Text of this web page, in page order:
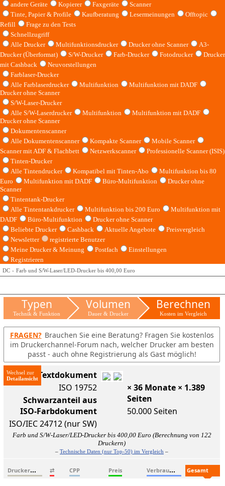
andere Geräte
Kopierer Faxgeräte
Scanner
Tinte, Papier & Profile
Kaufberatung Lesermeinungen
Offtopic
Refill
Frage zu den Tests
Schnellzugriff
Alle Drucker
Multifunktionsdrucker Drucker ohne Scanner
A3-
Drucker (Überformat)
S/W-Drucker Farb-Drucker Fotodrucker
Drucker
mit Cashback
Neuvorstellungen
Farblaser-Drucker
Alle Farblaserdrucker
Multifunktion
Multifunktion mit DADF
Drucker ohne Scanner
S/W-Laser-Drucker
Alle S/W-Laserdrucker
Multifunktion
Multifunktion mit DADF
Drucker ohne Scanner
Dokumentenscanner
Alle Dokumentenscanner
Kompakte Scanner
Mobile Scanner
Scanner mit ADF & Flachbett
Netzwerkscanner
Professionelle Scanner (ISIS)
Tinten-Drucker
Alle Tintendrucker
Kompatibel mit Tinten-Abo
Multifunktion bis 80
Euro
Multifunktion mit DADF Büro-Multifunktion
Drucker ohne
Scanner
Tintentank-Drucker
Alle Tintentankdrucker
Multifunktion bis 200 Euro
Multifunktion mit
DADF
Büro-Multifunktion
Drucker ohne Scanner
Beliebte Drucker
Cashback Aktuelle Angebote
Preisvergleich
Newsletter
registrierte Benutzer
Meine Drucker & Meinung
Postfach
Einstellungen
Registrieren
DC Farb und S/W-Laser/LED-Drucker bis 400,00 Euro
Typen
Technik & Funktion
Volumen
Dauer & Drucker
Berechnen
Kosten im Vergleich
FRAGEN? Brauchen Sie eine Beratung? Fragen Sie kostenlos
im Druckerchannel-Forum nach, welcher Drucker am besten
passt - auch ohne Registrierung als Gast möglich!
Wechsel zurISO-Textdokument
ISO 19752
Schwarzanteil aus
ISO-Farbdokument
ISO/IEC 24712 (nur SW)
× 36 Monate × 1.389
Seiten
50.000 Seiten
Farb und S/W-Laser/LED-Drucker bis 400,00 Euro (Berechnung von 122
Druckern)
– Technische Daten (nur Top-50) im Vergleich –
D
ruckername ⇄ CPP Preis V
erbrauchsmaterialien